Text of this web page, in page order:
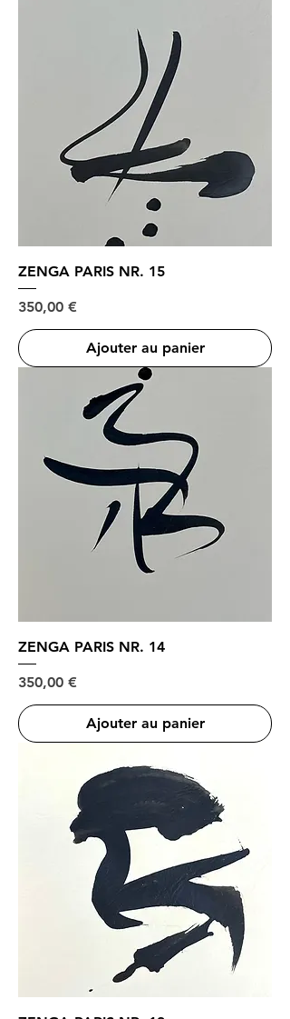
ZENGA PARIS NR. 15
Prix
350,00 €
Ajouter au panier
ZENGA PARIS NR. 14
Prix
350,00 €
Ajouter au panier